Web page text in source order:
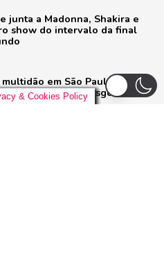
junta a Madonna, Shakira e
show do intervalo da final
em São Paulo e inicia
CAJU’ com show esgotado
& Cookies Policy